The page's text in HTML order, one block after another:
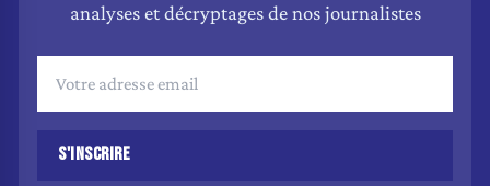
analyses et décryptages de nos journalistes
S'INSCRIRE